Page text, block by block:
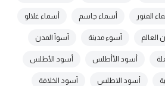
المنور أسماء جاسم أسماء غلالو
العالم أسوء مدينة أسوأ المدن
أسود الأأطلس أسود الأطلس
أسود الاطلس أسود الخلافة